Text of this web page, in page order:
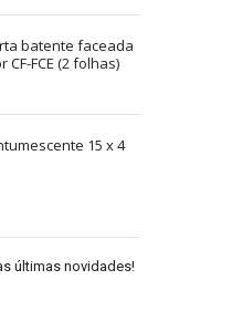
batente faceada
CF-FCE (2 folhas)
15 x 4
últimas novidades!